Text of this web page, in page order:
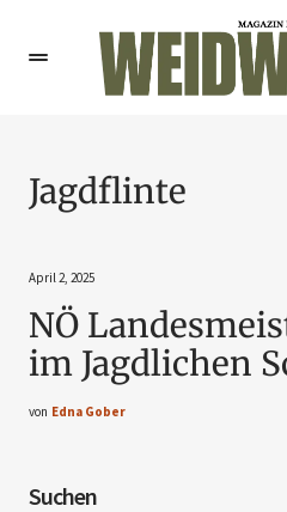
Jagdflinte
April 2, 2025
NÖ
im Jagdlichen
von Edna Gober
Suchen